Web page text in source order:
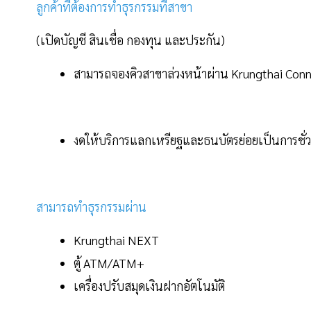
ลูกค้าที่ต้องการทำธุรกรรมที่สาขา
(เปิดบัญชี สินเชื่อ กองทุน และประกัน)
สามารถจองคิวสาขาล่วงหน้าผ่าน Krungthai
งดให้บริการแลกเหรียฐและธนบัตรย่อยเป็นการชั่
สามารถทำธุรกรรมผ่าน
Krungthai NEXT
ตู้ ATM/ATM+
เครื่องปรับสมุดเงินฝากอัตโนมัติ